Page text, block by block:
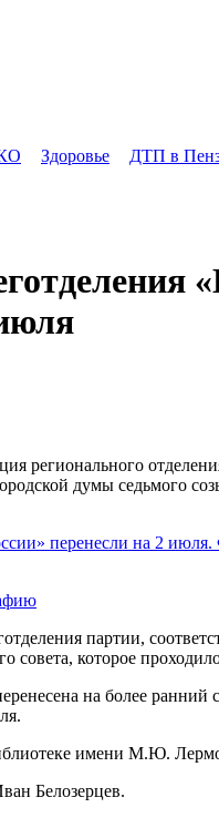
Здоровье ДТП в
регионального
думы седьмого
партии,
совета, которое
на более ранний
имени М.Ю.
Белозерцев.